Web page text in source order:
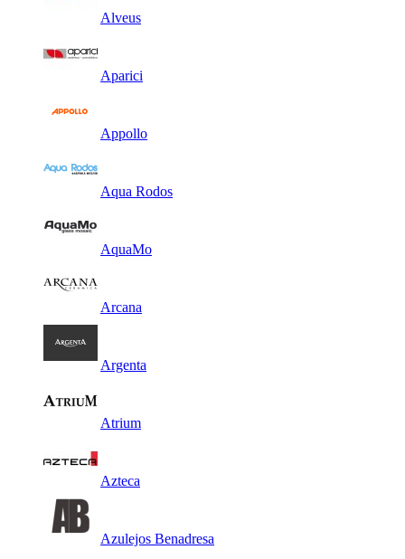
Alveus
Aparici
Appollo
Aqua Rodos
AquaMo
Arcana
Argenta
Atrium
Azteca
Azulejos Benadresa